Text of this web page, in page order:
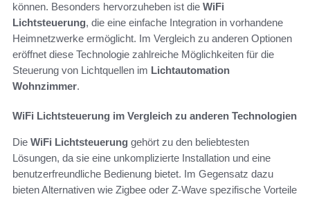
können. Besonders hervorzuheben ist die WiFi
Lichtsteuerung, die eine einfache Integration in vorhandene
Heimnetzwerke ermöglicht. Im Vergleich zu anderen Optionen
eröffnet diese Technologie zahlreiche Möglichkeiten für die
Steuerung von Lichtquellen im Lichtautomation
Wohnzimmer.
WiFi Lichtsteuerung im Vergleich zu anderen Technologien
Die WiFi Lichtsteuerung gehört zu den beliebtesten
Lösungen, da sie eine unkomplizierte Installation und eine
benutzerfreundliche Bedienung bietet. Im Gegensatz dazu
bieten Alternativen wie Zigbee oder Z-Wave spezifische Vorteile